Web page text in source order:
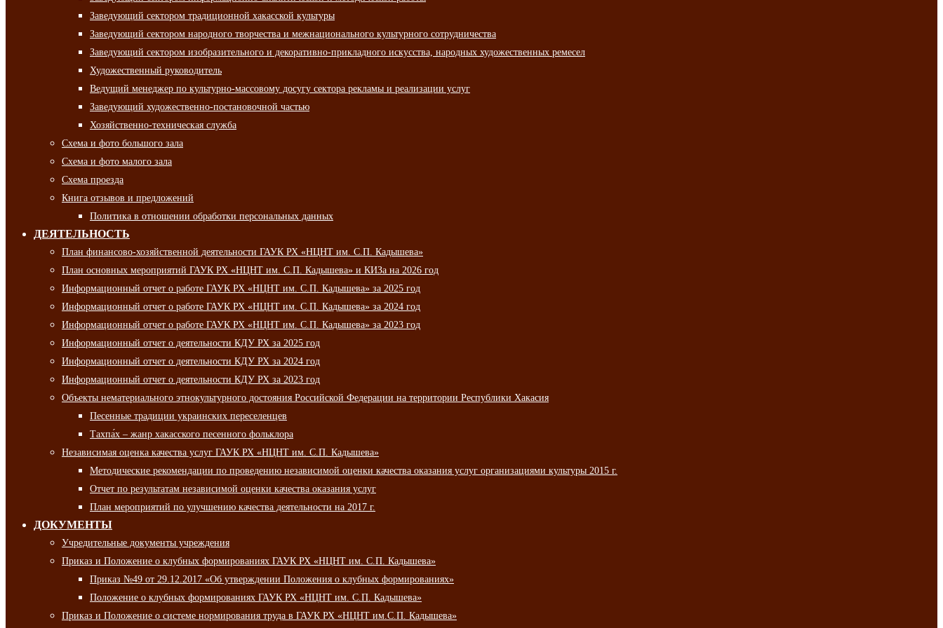
Заведующий сектором традиционной хакасской культуры
Заведующий сектором народного творчества и межнационального культурного сотрудничества
Заведующий сектором изобразительного и декоративно-прикладного искусства, народных художественных ремесел
Художественный руководитель
Ведущий менеджер по культурно-массовому досугу сектора рекламы и реализации услуг
Заведующий художественно-постановочной частью
Хозяйственно-техническая служба
Схема и фото большого зала
Схема и фото малого зала
Схема проезда
Книга отзывов и предложений
Политика в отношении обработки персональных данных
ДЕЯТЕЛЬНОСТЬ
План финансово-хозяйственной деятельности ГАУК РХ «НЦНТ им. С.П. Кадышева»
План основных мероприятий ГАУК РХ «НЦНТ им. С.П. Кадышева» и КИЗа на 2026 год
Информационный отчет о работе ГАУК РХ «НЦНТ им. С.П. Кадышева» за 2025 год
Информационный отчет о работе ГАУК РХ «НЦНТ им. С.П. Кадышева» за 2024 год
Информационный отчет о работе ГАУК РХ «НЦНТ им. С.П. Кадышева» за 2023 год
Информационный отчет о деятельности КДУ РХ за 2025 год
Информационный отчет о деятельности КДУ РХ за 2024 год
Информационный отчет о деятельности КДУ РХ за 2023 год
Объекты нематериального этнокультурного достояния Российской Федерации на территории Республики Хакасия
Песенные традиции украинских переселенцев
Тахпа́х – жанр хакасского песенного фольклора
Независимая оценка качества услуг ГАУК РХ «НЦНТ им. С.П. Кадышева»
Методические рекомендации по проведению независимой оценки качества оказания услуг организациями культуры 2015 г.
Отчет по результатам независимой оценки качества оказания услуг
План мероприятий по улучшению качества деятельности на 2017 г.
ДОКУМЕНТЫ
Учредительные документы учреждения
Приказ и Положение о клубных формированиях ГАУК РХ «НЦНТ им. С.П. Кадышева»
Приказ №49 от 29.12.2017 «Об утверждении Положения о клубных формированиях»
Положение о клубных формированиях ГАУК РХ «НЦНТ им. С.П. Кадышева»
Приказ и Положение о системе нормирования труда в ГАУК РХ «НЦНТ им.С.П. Кадышева»